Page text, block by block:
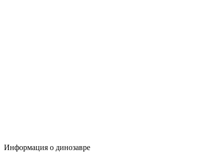
Информация о динозавре